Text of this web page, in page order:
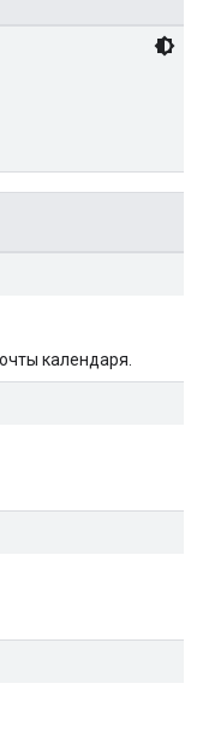
календаря.